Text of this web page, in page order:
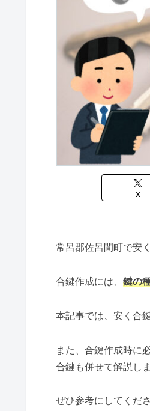
X
常呂郡佐呂間町で安
合鍵作成には、 鍵の
本記事では、安く合
また、合鍵作成時に
合鍵も併せて解説しま
ぜひ参考にしてくださ